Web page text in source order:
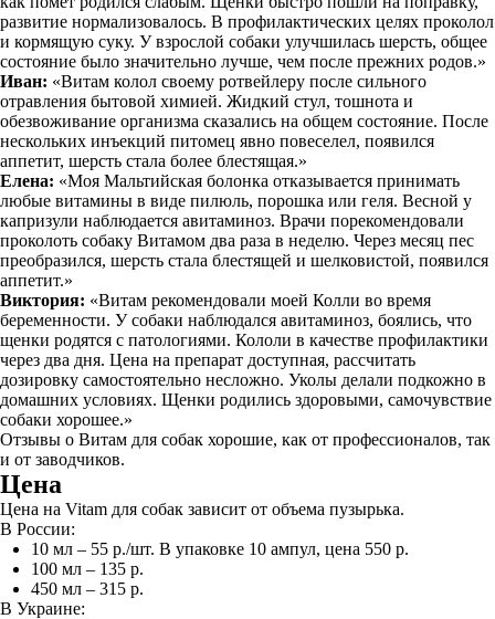
развитие нормализовалось. В профилактических целях проколол
и кормящую суку. У взрослой собаки улучшилась шерсть, общее
состояние было значительно лучше, чем после прежних родов.»
Иван: «Витам колол своему ротвейлеру после сильного
отравления бытовой химией. Жидкий стул, тошнота и
обезвоживание организма сказались на общем состояние. После
нескольких инъекций питомец явно повеселел, появился
аппетит, шерсть стала более блестящая.»
Елена: «Моя Мальтийская болонка отказывается принимать
любые витамины в виде пилюль, порошка или геля. Весной у
капризули наблюдается авитаминоз. Врачи порекомендовали
проколоть собаку Витамом два раза в неделю. Через месяц пес
преобразился, шерсть стала блестящей и шелковистой, появился
аппетит.»
Виктория: «Витам рекомендовали моей Колли во время
беременности. У собаки наблюдался авитаминоз, боялись, что
щенки родятся с патологиями. Кололи в качестве профилактики
через два дня. Цена на препарат доступная, рассчитать
дозировку самостоятельно несложно. Уколы делали подкожно в
домашних условиях. Щенки родились здоровыми, самочувствие
собаки хорошее.»
Отзывы о Витам для собак хорошие, как от профессионалов, так
и от заводчиков.
Цена
Цена на Vitam для собак зависит от объема пузырька.
В России:
10 мл – 55 р./шт. В упаковке 10 ампул, цена 550 р.
100 мл – 135 р.
450 мл – 315 р.
В Украине: